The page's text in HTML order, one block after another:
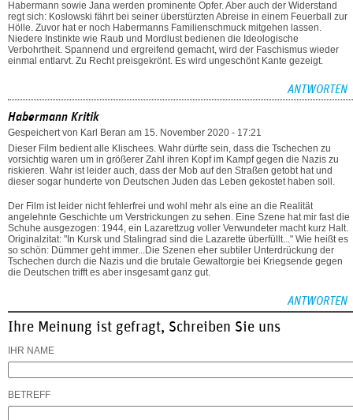
Habermann sowie Jana werden prominente Opfer. Aber auch der Widerstand
regt sich: Koslowski fährt bei seiner überstürzten Abreise in einem Feuerball zur
Hölle. Zuvor hat er noch Habermanns Familienschmuck mitgehen lassen.
Niedere Instinkte wie Raub und Mordlust bedienen die Ideologische
Verbohrtheit. Spannend und ergreifend gemacht, wird der Faschismus wieder
einmal entlarvt. Zu Recht preisgekrönt. Es wird ungeschönt Kante gezeigt.
ANTWORTEN
Habermann Kritik
Gespeichert von Karl Beran am 15. November 2020 - 17:21
Dieser Film bedient alle Klischees. Wahr dürfte sein, dass die Tschechen zu
vorsichtig waren um in größerer Zahl ihren Kopf im Kampf gegen die Nazis zu
riskieren. Wahr ist leider auch, dass der Mob auf den Straßen getobt hat und
dieser sogar hunderte von Deutschen Juden das Leben gekostet haben soll.
Der Film ist leider nicht fehlerfrei und wohl mehr als eine an die Realität
angelehnte Geschichte um Verstrickungen zu sehen. Eine Szene hat mir fast die
Schuhe ausgezogen: 1944, ein Lazarettzug voller Verwundeter macht kurz Halt.
Originalzitat: "In Kursk und Stalingrad sind die Lazarette überfüllt..." Wie heißt es
so schön: Dümmer geht immer...Die Szenen eher subtiler Unterdrückung der
Tschechen durch die Nazis und die brutale Gewaltorgie bei Kriegsende gegen
die Deutschen trifft es aber insgesamt ganz gut.
ANTWORTEN
Ihre Meinung ist gefragt, Schreiben Sie uns
IHR NAME
BETREFF